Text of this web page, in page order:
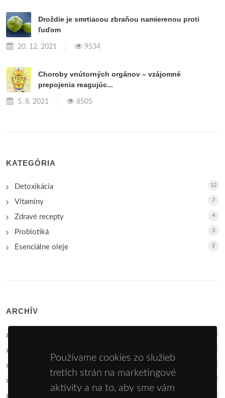
Droždie je smrtiacou zbraňou namierenou proti
ľuďom
20. 12. 2021 9534
Choroby vnútorných orgánov – vzájomné
prepojenia reagujúc...
5. 8. 2021 8505
KATEGÓRIA
Detoxikácia 12
Vitamíny 7
Zdravé recepty 4
Probiotiká 3
Esenciálne oleje 2
ARCHÍV
Používame cookies zo služieb
tretích strán na marketingové
aktivity a na to, aby sme vám